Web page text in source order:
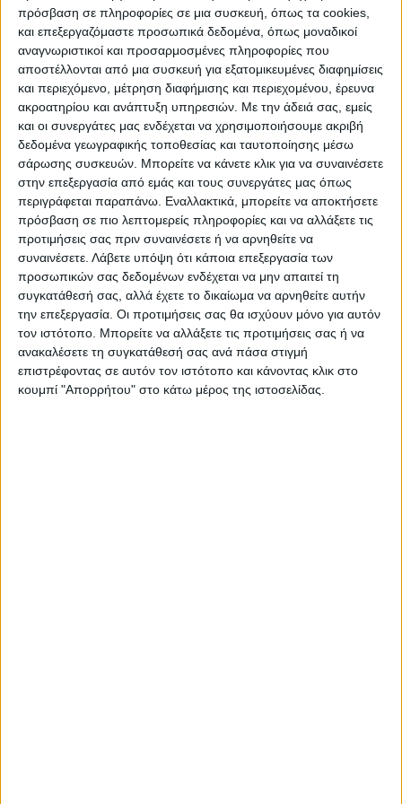
πρόσβαση σε πληροφορίες σε μια συσκευή, όπως τα cookies,
και επεξεργαζόμαστε προσωπικά δεδομένα, όπως μοναδικοί
αναγνωριστικοί και προσαρμοσμένες πληροφορίες που
αποστέλλονται από μια συσκευή για εξατομικευμένες διαφημίσεις
και περιεχόμενο, μέτρηση διαφήμισης και περιεχομένου, έρευνα
ακροατηρίου και ανάπτυξη υπηρεσιών. Με την άδειά σας, εμείς
και οι συνεργάτες μας ενδέχεται να χρησιμοποιήσουμε ακριβή
δεδομένα γεωγραφικής τοποθεσίας και ταυτοποίησης μέσω
σάρωσης συσκευών. Μπορείτε να κάνετε κλικ για να συναινέσετε
στην επεξεργασία από εμάς και τους συνεργάτες μας όπως
περιγράφεται παραπάνω. Εναλλακτικά, μπορείτε να αποκτήσετε
πρόσβαση σε πιο λεπτομερείς πληροφορίες και να αλλάξετε τις
προτιμήσεις σας πριν συναινέσετε ή να αρνηθείτε να
συναινέσετε. Λάβετε υπόψη ότι κάποια επεξεργασία των
προσωπικών σας δεδομένων ενδέχεται να μην απαιτεί τη
συγκατάθεσή σας, αλλά έχετε το δικαίωμα να αρνηθείτε αυτήν
την επεξεργασία. Οι προτιμήσεις σας θα ισχύουν μόνο για αυτόν
τον ιστότοπο. Μπορείτε να αλλάξετε τις προτιμήσεις σας ή να
ανακαλέσετε τη συγκατάθεσή σας ανά πάσα στιγμή
επιστρέφοντας σε αυτόν τον ιστότοπο και κάνοντας κλικ στο
κουμπί "Απορρήτου" στο κάτω μέρος της ιστοσελίδας.
πλωτού τερματικού σταθμού αποθήκευσης
και αεριοποίησης LNG (FSRU) ανοιχτά της
Αλεξανδρούπολης θα ολοκληρωθούν τον
Δεκέμβριο του 2023 και η χώρα θα μπορεί
να καλύψει μόνο από αυτόν τον σταθμό
περίπου το 80% των αναγκών της σε φυσικό
αέριο.
Ο νέος σταθμός θα κατασκευαστεί σε
συνεργασία με τη Βουλγαρία, η οποία θα
συνδεθεί μέσω του αγωγού IGB (σ.σ.: θα
είναι έτοιμος τον επόμενο μήνα), και θα
μπορεί να τροφοδοτήσει με φυσικό αέριο
και τη Βόρεια Μακεδονία, που αναμένεται
να συμπράξει στο έργο, όπως και τη Σερβία.